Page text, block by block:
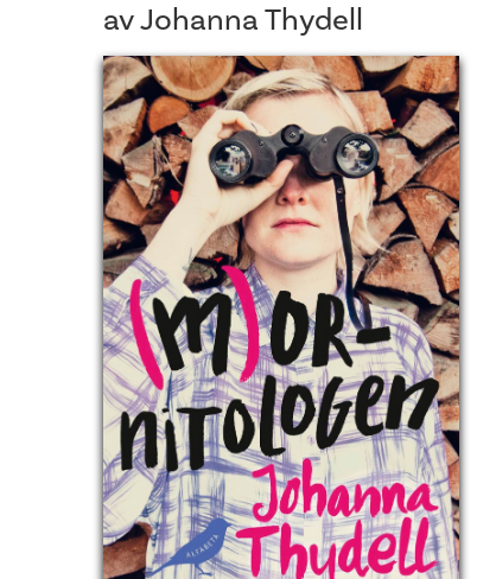
avJohanna Thydell